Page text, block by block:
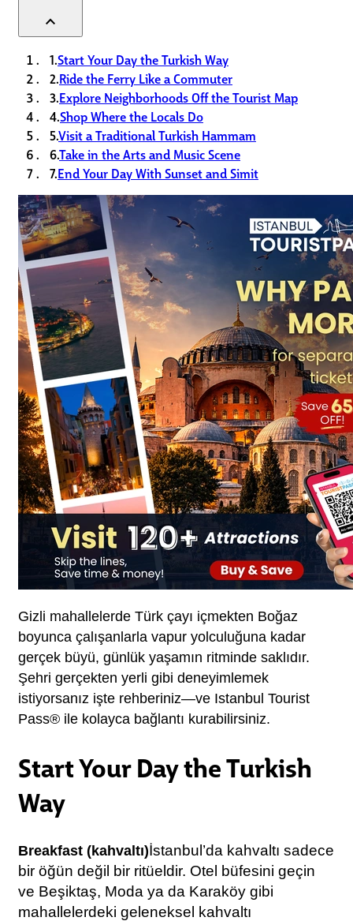
expand_less
1.Start Your Day the Turkish Way
2.Ride the Ferry Like a Commuter
3.Explore Neighborhoods Off the Tourist Map
4.Shop Where the Locals Do
5.Visit a Traditional Turkish Hammam
6.Take in the Arts and Music Scene
7.End Your Day With Sunset and Simit
Gizli mahallelerde Türk çayı içmekten Boğaz
boyunca çalışanlarla vapur yolculuğuna kadar
gerçek büyü, günlük yaşamın ritminde saklıdır.
Şehri gerçekten yerli gibi deneyimlemek
istiyorsanız işte rehberiniz—ve Istanbul Tourist
Pass® ile kolayca bağlantı kurabilirsiniz.
Start Your Day the Turkish
Way
Breakfast (kahvaltı)İstanbul’da kahvaltı sadece
bir öğün değil bir ritüeldir. Otel büfesini geçin
ve Beşiktaş, Moda ya da Karaköy gibi
mahallelerdeki geleneksel kahvaltı